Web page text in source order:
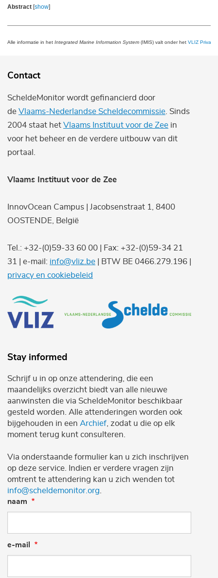
Abstract [show]
Alle informatie in het Integrated Marine Information System (IMIS) valt onder het VLIZ Privacy
Contact
ScheldeMonitor wordt gefinancierd door
de Vlaams-Nederlandse Scheldecommissie . Sinds
2004 staat het Vlaams Instituut voor de Zee in
voor het beheer en de verdere uitbouw van dit
portaal.
Vlaams Instituut voor de Zee
InnovOcean Campus | Jacobsenstraat 1, 8400
OOSTENDE, België
Tel.: +32-(0)59-33 60 00 | Fax: +32-(0)59-34 21
31 | e-mail: info@vliz.be | BTW BE 0466.279.196 |
privacy en cookiebeleid
Stay informed
Schrijf u in op onze attendering, die een
maandelijks overzicht biedt van alle nieuwe
aanwinsten die via ScheldeMonitor beschikbaar
gesteld worden. Alle attenderingen worden ook
bijgehouden in een Archief , zodat u die op elk
moment terug kunt consulteren.
Via onderstaande formulier kan u zich inschrijven
op deze service. Indien er verdere vragen zijn
omtrent te attendering kan u zich wenden tot
info@scheldemonitor.org
naam
e-mail